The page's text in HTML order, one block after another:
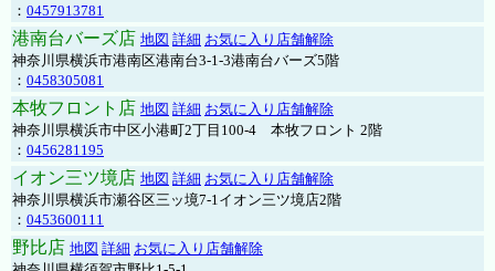
： 0457913781
港南台バーズ店 地図 詳細 お気に入り店舗解除
神奈川県横浜市港南区港南台3-1-3港南台バーズ5階
： 0458305081
本牧フロント店 地図 詳細 お気に入り店舗解除
神奈川県横浜市中区小港町2丁目100-4 本牧フロント 2階
： 0456281195
イオン三ツ境店 地図 詳細 お気に入り店舗解除
神奈川県横浜市瀬谷区三ッ境7-1イオン三ツ境店2階
： 0453600111
野比店 地図 詳細 お気に入り店舗解除